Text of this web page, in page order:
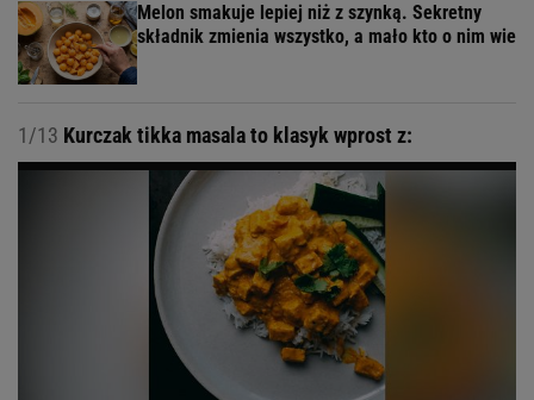
Melon smakuje lepiej niż z szynką. Sekretny
składnik zmienia wszystko, a mało kto o nim wie
1/13 Kurczak tikka masala to klasyk wprost z: